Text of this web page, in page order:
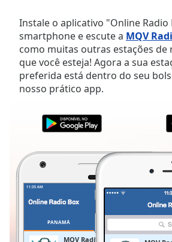
Skip
Backward
Skip
Forward
Mute
Current
Time0:00
Duration-:-
Stream
Type
LIVE
Seek to
currently
Remaining
Instale o aplicativo "Online Radio
smartphone e escute a MQV
como muitas outras estações de
que você esteja! Agora a sua
preferida está dentro do seu
nosso prático app.
PANAMÁ
MQV Radio